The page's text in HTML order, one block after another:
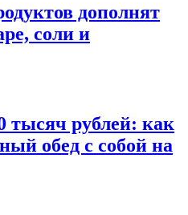
дополнят
соли и
тысяч рублей: как
обед с собой на